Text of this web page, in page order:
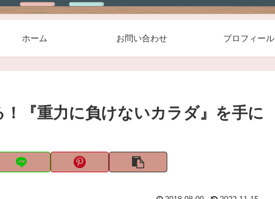
ホーム お問い合わせ プロフィール
『重力に負けないカラダ』を手に